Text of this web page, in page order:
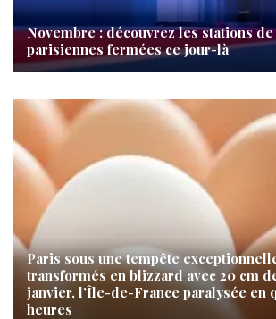
Novembre : découvrez les stations
parisiennes fermées ce jour-là
Paris sous une tempête exceptionnelle
transformés en blizzard avec 20 cm
janvier, l’Île-de-France paralysée en
heures